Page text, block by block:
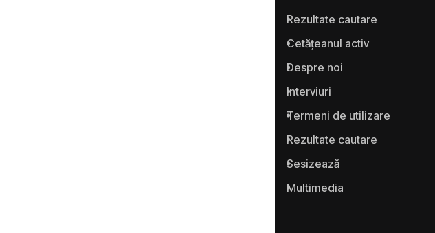
Rezultate cautare
Cetățeanul activ
Despre noi
Interviuri
Termeni de utilizare
Rezultate cautare
Sesizează
Multimedia